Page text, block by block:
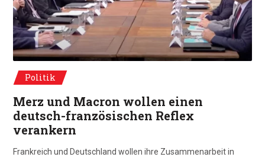
Politik
Merz und Macron wollen einen
deutsch-französischen Reflex
verankern
Frankreich und Deutschland wollen ihre Zusammenarbeit in